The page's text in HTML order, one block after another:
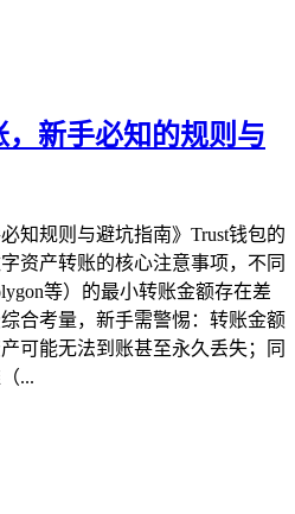
新手必知的规则与
知规则与避坑指南》Trust钱包的
资产转账的核心注意事项，不同
等）的最小转账金额存在差
合考量，新手需警惕：转账金额
可能无法到账甚至永久丢失；同
...